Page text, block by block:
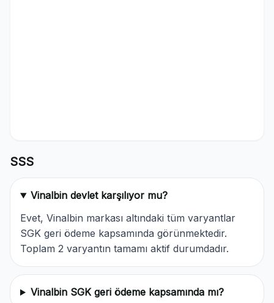
SSS
Vinalbin devlet karşılıyor mu?
Evet, Vinalbin markası altındaki tüm varyantlar
SGK geri ödeme kapsamında görünmektedir.
Toplam 2 varyantın tamamı aktif durumdadır.
Vinalbin SGK geri ödeme kapsamında mı?